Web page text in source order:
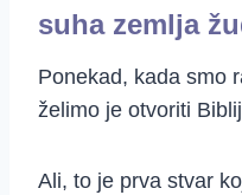
suha zemlja
Ponekad, kada smo
želimo je otvoriti
Ali, to je prva stvar